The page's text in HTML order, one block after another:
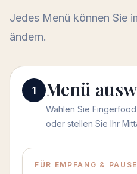
Jedes Menü können Sie
ändern.
1 Menü
Wählen Sie
oder stellen Sie Ihr
Menü auswählen
FÜR EMPFANG & PAUSE